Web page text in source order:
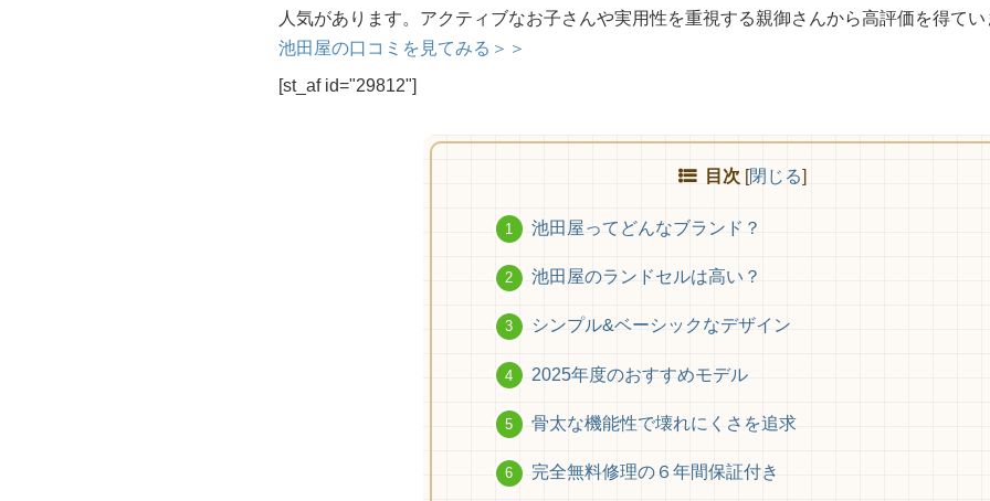
人気があります。アクティブなお子さんや実用性を重視する親御さんから高評価を得てい
池田屋の口コミを見てみる＞＞
[st_af id="29812"]
目次 [閉じる]
池田屋ってどんなブランド？
池田屋のランドセルは高い？
シンプル&ベーシックなデザイン
2025年度のおすすめモデル
骨太な機能性で壊れにくさを追求
完全無料修理の６年間保証付き